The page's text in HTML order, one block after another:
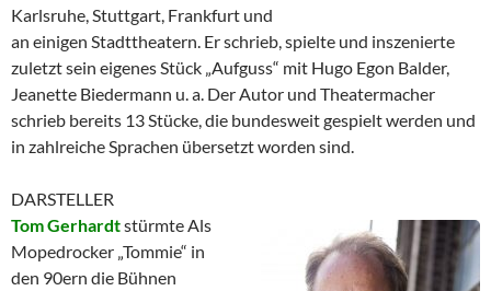
Karlsruhe, Stuttgart, Frankfurt und
an einigen Stadttheatern. Er schrieb, spielte und inszenierte
zuletzt sein eigenes Stück „Aufguss“ mit Hugo Egon Balder,
Jeanette Biedermann u. a. Der Autor und Theatermacher
schrieb bereits 13 Stücke, die bundesweit gespielt werden und
in zahlreiche Sprachen übersetzt worden sind.
DARSTELLER
Tom Gerhardtstürmte Als
Mopedrocker „Tommie“ in
den 90ern die Bühnen